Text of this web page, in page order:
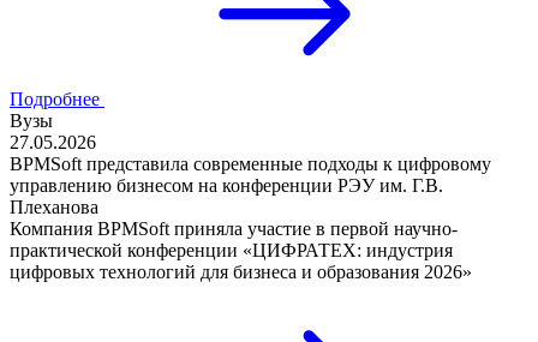
Подробнее
Вузы
27.05.2026
BPMSoft представила современные подходы к цифровому
управлению бизнесом на конференции РЭУ им. Г.В.
Плеханова
Компания BPMSoft приняла участие в первой научно-
практической конференции «ЦИФРАТЕХ: индустрия
цифровых технологий для бизнеса и образования 2026»